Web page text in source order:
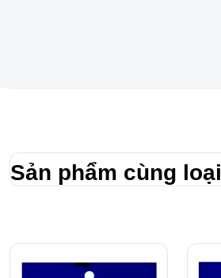
Sản phẩm cùng loại